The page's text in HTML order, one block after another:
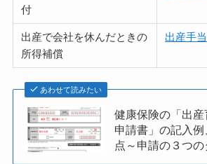
付
出産で会社を休んだときの
所得補償
出産手
あわせて読みたい
健康保険の「出
申請書」の記入
点～申請の３つ